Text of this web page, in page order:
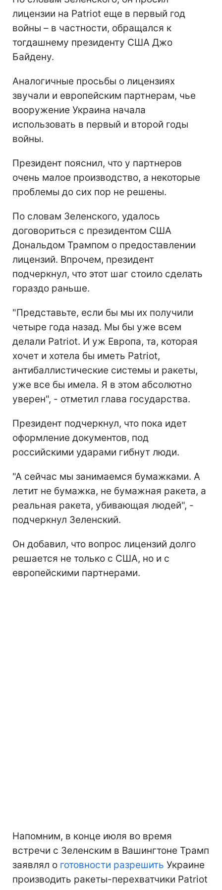
лицензии на Patriot еще в первый год
войны – в частности, обращался к
тогдашнему президенту США Джо
Байдену.
Аналогичные просьбы о лицензиях
звучали и европейским партнерам, чье
вооружение Украина начала
использовать в первый и второй годы
войны.
Президент пояснил, что у партнеров
очень малое производство, а некоторые
проблемы до сих пор не решены.
По словам Зеленского, удалось
договориться с президентом США
Дональдом Трампом о предоставлении
лицензий. Впрочем, президент
подчеркнул, что этот шаг стоило сделать
гораздо раньше.
"Представьте, если бы мы их получили
четыре года назад. Мы бы уже всем
делали Patriot. И уж Европа, та, которая
хочет и хотела бы иметь Patriot,
антибаллистические системы и ракеты,
уже все бы имела. Я в этом абсолютно
уверен", - отметил глава государства.
Президент подчеркнул, что пока идет
оформление документов, под
российскими ударами гибнут люди.
"А сейчас мы занимаемся бумажками. А
летит не бумажка, не бумажная ракета, а
реальная ракета, убивающая людей", -
подчеркнул Зеленский.
Он добавил, что вопрос лицензий долго
решается не только с США, но и с
европейскими партнерами.
Напомним, в конце июля во время
встречи с Зеленским в Вашингтоне Трамп
заявлял о готовности разрешить Украине
производить ракеты-перехватчики Patriot